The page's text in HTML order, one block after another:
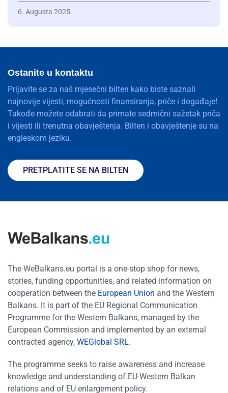
6. Augusta 2025.
Ostanite u kontaktu
Prijavite se za naš mjesečni bilten kako biste saznali
najnovije vijesti, mogućnosti finansiranja, priče i događaje!
Takođe možete odabrati da primate sedmični sažetak priča
i vijesti ili trenutna obavještenja. Bilten i obavještenje su na
engleskom jeziku.
PRETPLATITE SE NA BILTEN
The WeBalkans.eu portal is a one-stop shop for news,
stories, funding opportunities, and related information on
cooperation between the European Union and the Western
Balkans. It is part of the EU Regional Communication
Programme for the Western Balkans, managed by the
European Commission and implemented by an external
contracted agency, WEGlobal SRL.
The programme seeks to raise awareness and increase
knowledge and understanding of EU-Western Balkan
relations and of EU enlargement policy.